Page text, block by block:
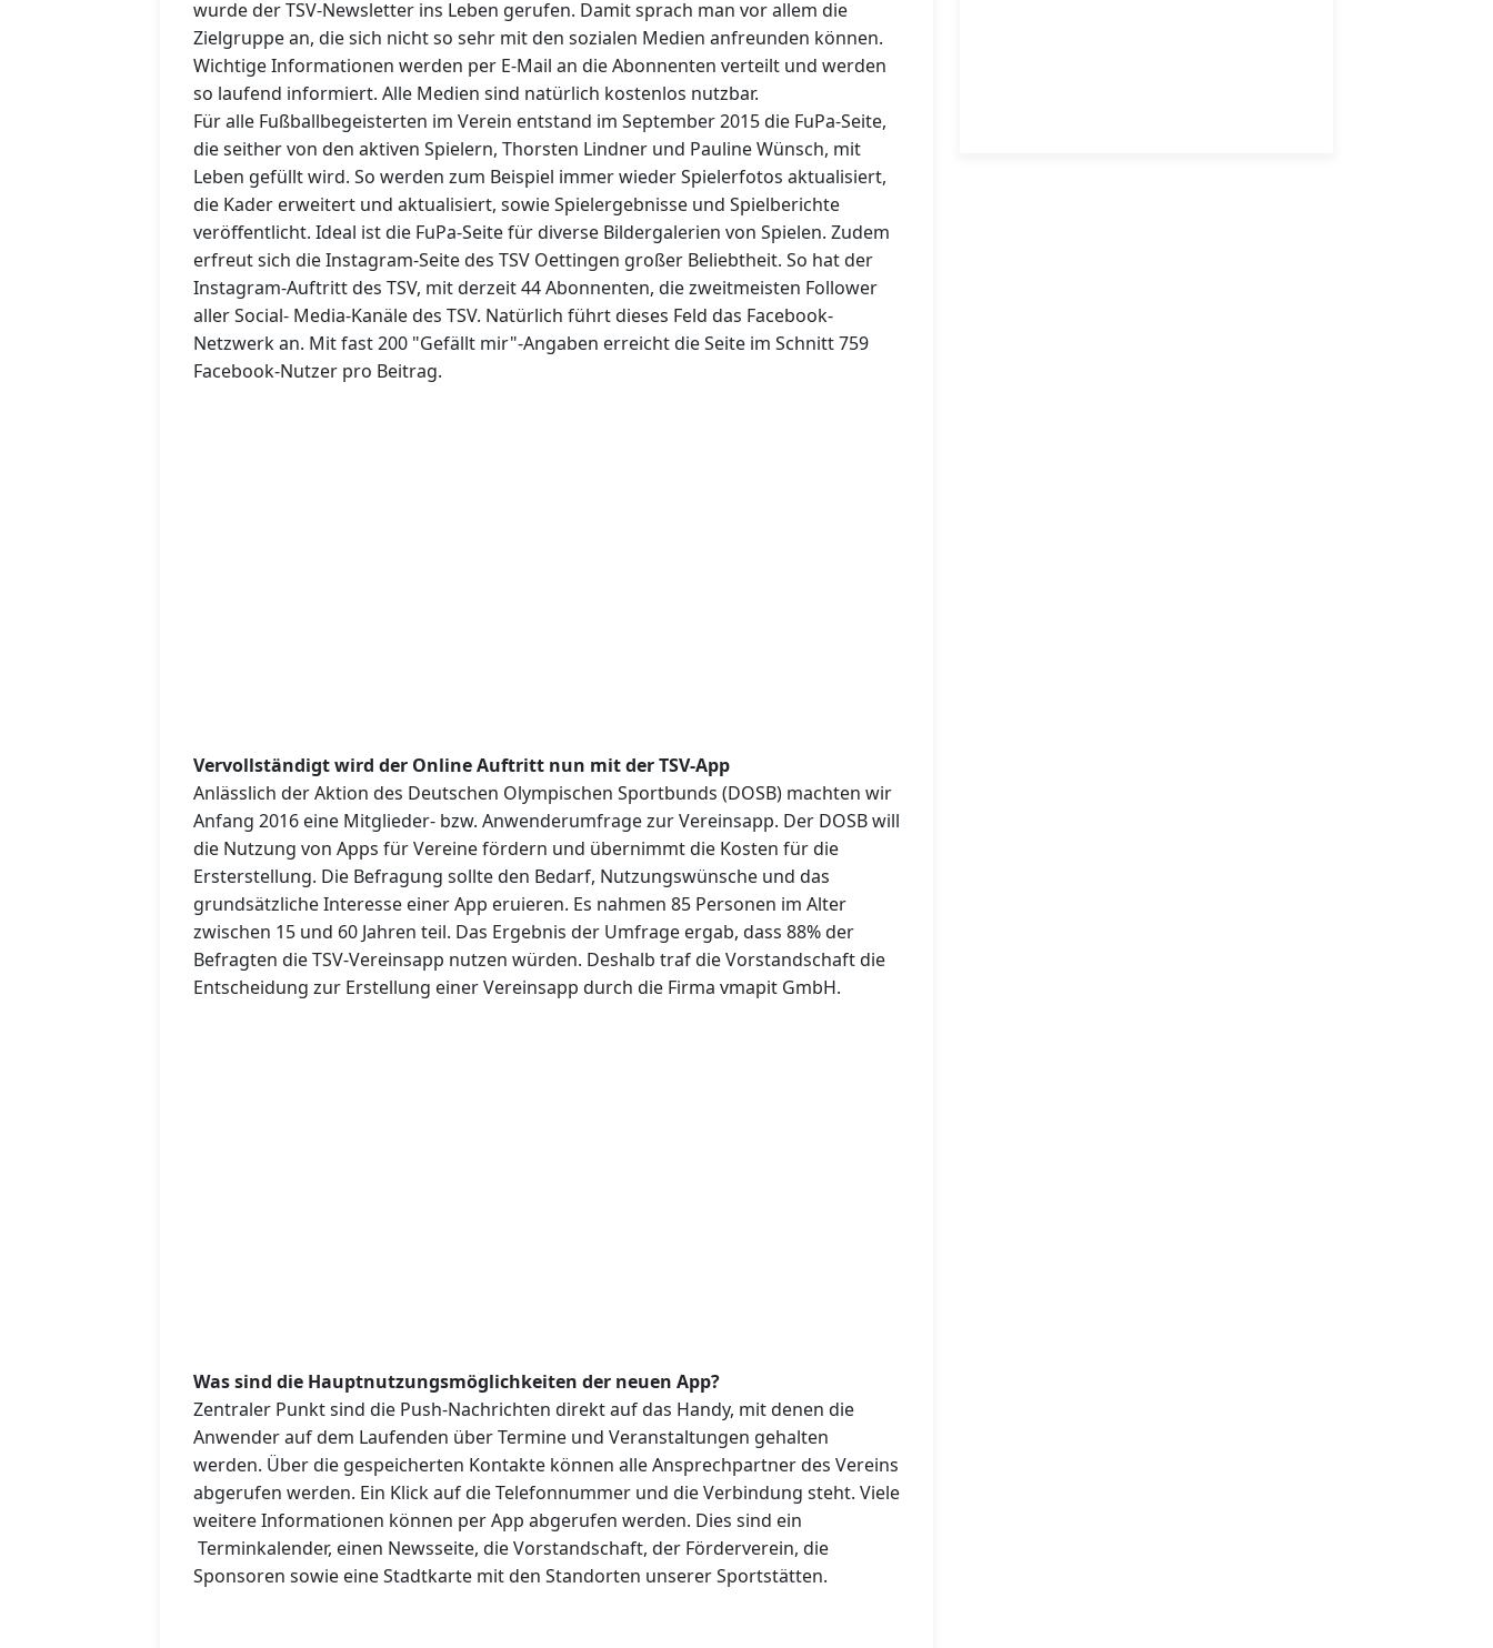
wurde der TSV-Newsletter ins Leben gerufen. Damit sprach man vor allem die
Zielgruppe an, die sich nicht so sehr mit den sozialen Medien anfreunden können.
Wichtige Informationen werden per E-Mail an die Abonnenten verteilt und werden
so laufend informiert. Alle Medien sind natürlich kostenlos nutzbar.
Für alle Fußballbegeisterten im Verein entstand im September 2015 die FuPa-Seite,
die seither von den aktiven Spielern, Thorsten Lindner und Pauline Wünsch, mit
Leben gefüllt wird. So werden zum Beispiel immer wieder Spielerfotos aktualisiert,
die Kader erweitert und aktualisiert, sowie Spielergebnisse und Spielberichte
veröffentlicht. Ideal ist die FuPa-Seite für diverse Bildergalerien von Spielen. Zudem
erfreut sich die Instagram-Seite des TSV Oettingen großer Beliebtheit. So hat der
Instagram-Auftritt des TSV, mit derzeit 44 Abonnenten, die zweitmeisten Follower
aller Social- Media-Kanäle des TSV. Natürlich führt dieses Feld das Facebook-
Netzwerk an. Mit fast 200 "Gefällt mir"-Angaben erreicht die Seite im Schnitt 759
Facebook-Nutzer pro Beitrag.
Vervollständigt wird der Online Auftritt nun mit der TSV-App
Anlässlich der Aktion des Deutschen Olympischen Sportbunds (DOSB) machten wir
Anfang 2016 eine Mitglieder- bzw. Anwenderumfrage zur Vereinsapp. Der DOSB will
die Nutzung von Apps für Vereine fördern und übernimmt die Kosten für die
Ersterstellung. Die Befragung sollte den Bedarf, Nutzungswünsche und das
grundsätzliche Interesse einer App eruieren. Es nahmen 85 Personen im Alter
zwischen 15 und 60 Jahren teil. Das Ergebnis der Umfrage ergab, dass 88% der
Befragten die TSV-Vereinsapp nutzen würden. Deshalb traf die Vorstandschaft die
Entscheidung zur Erstellung einer Vereinsapp durch die Firma vmapit GmbH.
Was sind die Hauptnutzungsmöglichkeiten der neuen App?
Zentraler Punkt sind die Push-Nachrichten direkt auf das Handy, mit denen die
Anwender auf dem Laufenden über Termine und Veranstaltungen gehalten
werden. Über die gespeicherten Kontakte können alle Ansprechpartner des Vereins
abgerufen werden. Ein Klick auf die Telefonnummer und die Verbindung steht. Viele
weitere Informationen können per App abgerufen werden. Dies sind ein
Terminkalender, einen Newsseite, die Vorstandschaft, der Förderverein, die
Sponsoren sowie eine Stadtkarte mit den Standorten unserer Sportstätten.